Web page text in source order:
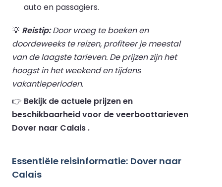
auto en passagiers.
💡 Reistip:Door vroeg te boeken en
doordeweeks te reizen, profiteer je meestal
van de laagste tarieven. De prijzen zijn het
hoogst in het weekend en tijdens
vakantieperioden.
👉 Bekijk de actuele prijzen en
beschikbaarheid voor de veerboottarieven
Dover naar Calais .
Essentiële reisinformatie: Dover naar
Calais